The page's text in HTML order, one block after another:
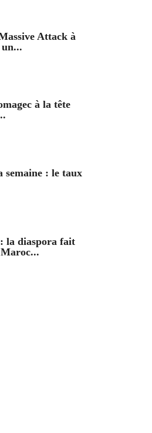
Attack à
à la tête
semaine : le taux
la diaspora fait